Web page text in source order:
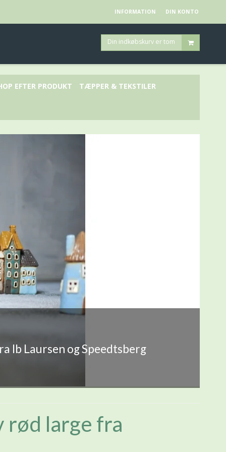
INFORMATION DIN KONTO
Din indkøbskurv er tom
EFTER PRODUKT TÆPPER & TEKSTILER
Ib Laursen og Speedtsberg
large fra